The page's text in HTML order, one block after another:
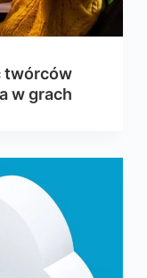
twórców
w grach